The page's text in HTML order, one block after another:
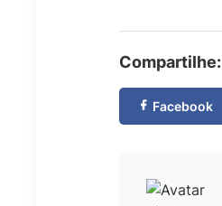
Compartilhe:
Facebook